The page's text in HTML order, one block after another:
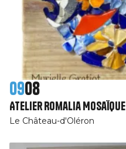
0908
Atelier Romalia Mosaïque
Le Château-d'Oléron